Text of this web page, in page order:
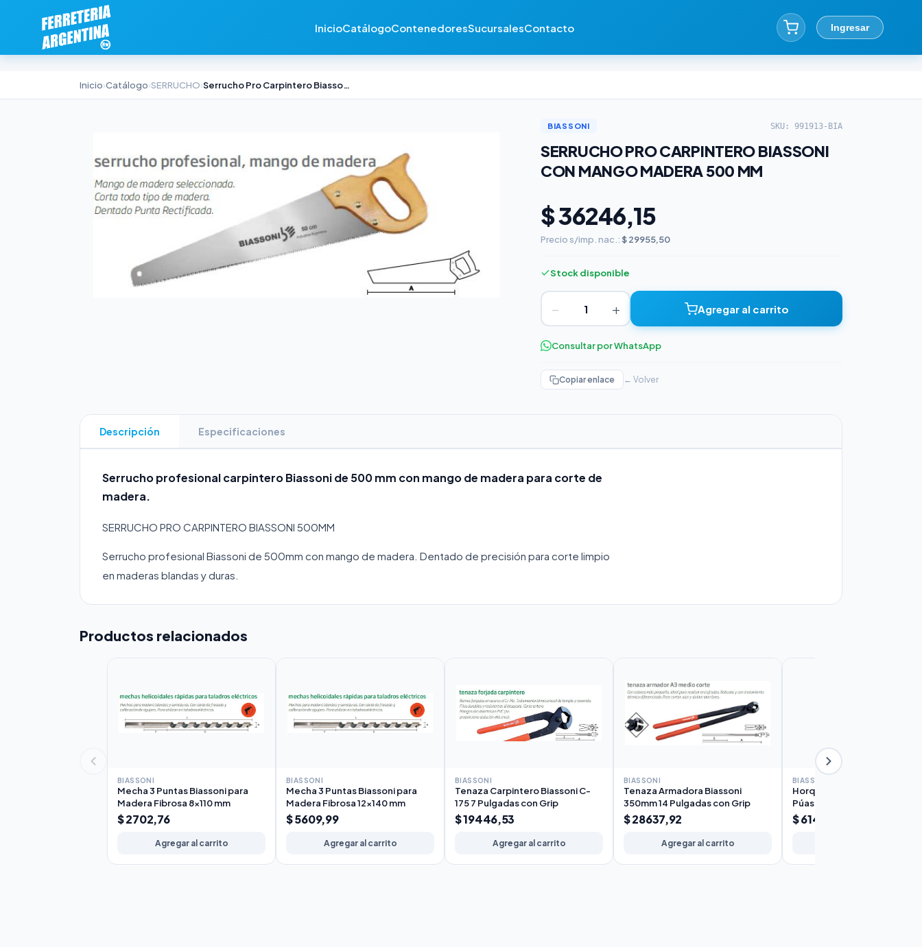
InicioCatálogoContenedoresSucursalesContacto Ingresar
Inicio›Catálogo›SERRUCHO› Serrucho Pro Carpintero Biassoni con Mango Madera 500 mm
BIASSONI SKU: 991913-BIA
SERRUCHO PRO CARPINTERO BIASSONI
CON MANGO MADERA 500 MM
$ 36246,15
Precio s/imp. nac.: $ 29955,50
Stock disponible
− + Agregar al carrito
Consultar por WhatsApp
Copiar enlace ← Volver
Descripción Especificaciones
Serrucho profesional carpintero Biassoni de 500 mm con mango de madera para corte de
madera.
SERRUCHO PRO CARPINTERO BIASSONI 500MM
Serrucho profesional Biassoni de 500mm con mango de madera. Dentado de precisión para corte limpio
en maderas blandas y duras.
Productos relacionados
BIASSONI
Mecha 3 Puntas Biassoni para
Madera Fibrosa 8x110 mm
$ 2702,76
Agregar al carrito
BIASSONI
Mecha 3 Puntas Biassoni para
Madera Fibrosa 12x140 mm
$ 5609,99
Agregar al carrito
BIASSONI
Tenaza Carpintero Biassoni C-
175 7 Pulgadas con Grip
$ 19446,53
Agregar al carrito
BIASSONI
Tenaza Armadora Biassoni
350mm 14 Pulgadas con Grip
$ 28637,92
Agregar al carrito
BIASSONI
Horquilla de Jardín Sol
Púas Mango Corto
$ 61450,10